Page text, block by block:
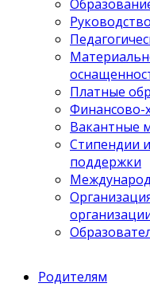
Руководство
Платные
Финансово-
Вакантные
Стипендии
поддержки
Родителям